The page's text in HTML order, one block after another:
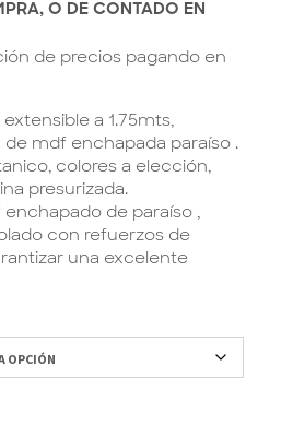
O DE CONTADO EN
de precios pagando en
a 1.75mts,
mdf enchapada paraíso .
colores a elección,
presurizada.
de paraíso ,
con refuerzos de
una excelente